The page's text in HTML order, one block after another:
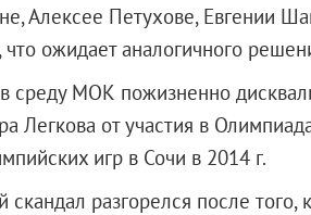
Алексее Петухове, Евгении
что ожидает аналогичного
среду МОК пожизненно
Легкова от участия в
игр в Сочи в 2014 г.
скандал разгорелся после